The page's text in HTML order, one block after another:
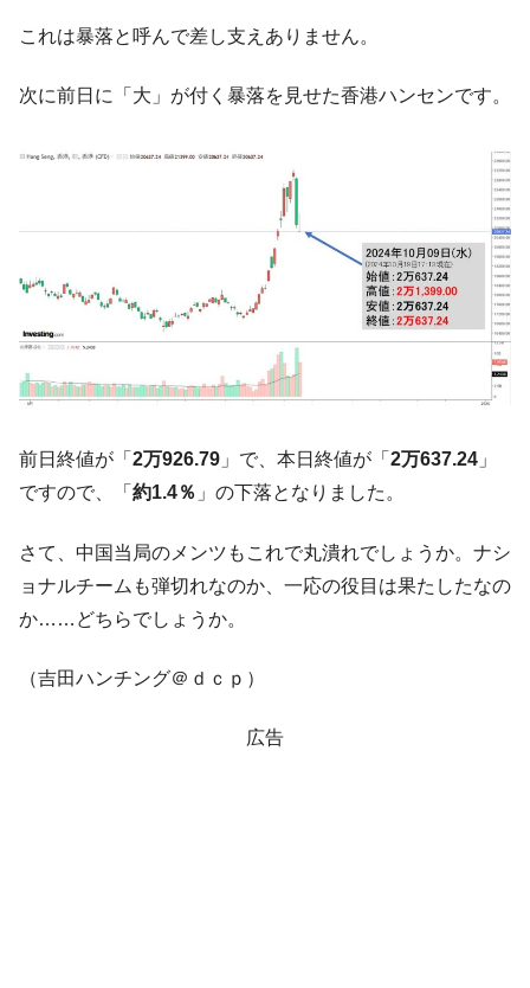
『Money1』
韓国型イージス搭載の次世代駆逐艦
「KDDX」1番艦、2032年竣工と公示
【対日本円】ウォン安が急進！ 日米の協調
に韓国がいっちょがみしたのでは。
『Money1』
韓国政府『BYD』車への補助金を全廃 ⇒ 実
は韓国で『BYD』車は売れている。6カ月で対前年同期比
1.9倍！
『Money1』
在韓米国大使スティールが着韓！⇒ さっそ
く空港に詰めかけ「出て行け！」「極右勢力」のプラカー
『Money1』
韓国政府「2035年までに18.4GW規模のAIデ
ータセンター整備」⇒ だから無理だってば。
ほぼ終わった」
韓国『国民年金公団』株価暴落で200兆蒸
発。
『Money1』
韓国政府「ニセＫ-ブランドを通報しようキ
ャンペーン」⇒ あの名物教授も登場！
韓国「橋が落ちました」⇒ 耐久性「なさす
これは暴落と呼んで差し支えありません。
次に前日に「大」が付く暴落を見せた香港ハンセンです。
前日終値が「 2万926.79 」で、本日終値が「 2万637.24 」
ですので、「 約1.4％ 」の下落となりました。
さて、中国当局のメンツもこれで丸潰れでしょうか。ナシ
ョナルチームも弾切れなのか、一応の役目は果たしたなの
か……どちらでしょうか。
（吉田ハンチング＠ｄｃｐ）
広告